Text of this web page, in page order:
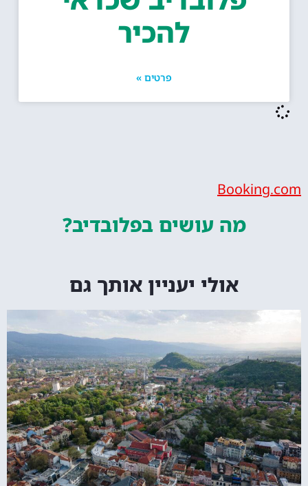
להכיר
פרטים »
Booking.com
מה עושים בפלובדיב?
אולי יעניין אותך גם